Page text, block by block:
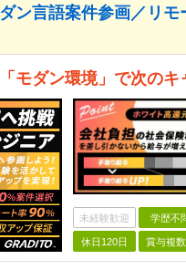
ン言語案件参画／リ
モダン環境」で次のキ
未経験歓迎 学歴不
休日120日 賞与複